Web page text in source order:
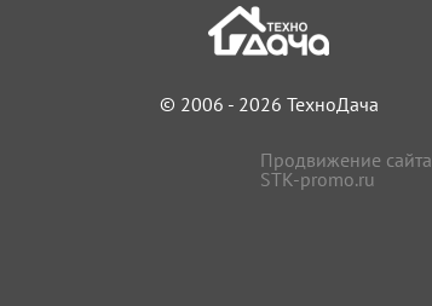
© 2006 - 2026 ТехноДача
Продвижение сайта
STK-promo.ru